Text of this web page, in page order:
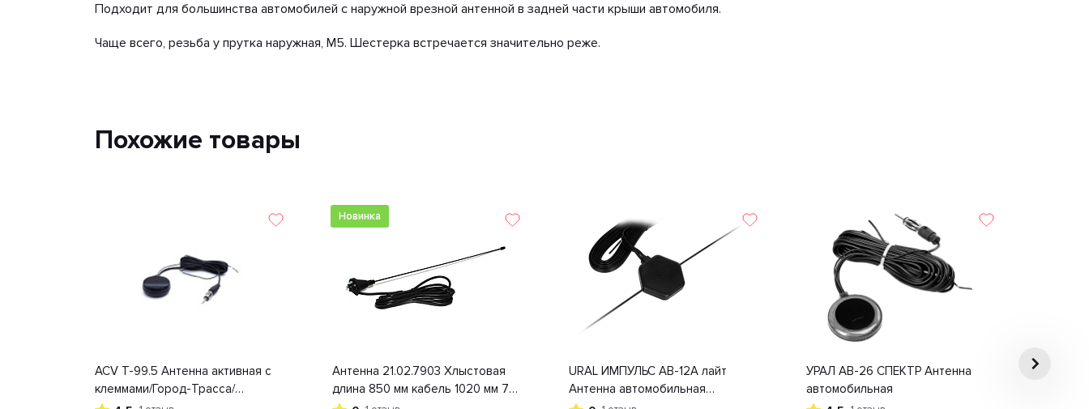
Подходит для большинства автомобилей с наружной врезной антенной в задней части крыши автомобиля.
Чаще всего, резьба у прутка наружная, М5. Шестерка встречается значительно реже.
Похожие товары
ACV T-99.5 Антенна активная с
клеммами/Город-Трасса/
Новинка
Антенна 21.02.7903 Хлыстовая
длина 850 мм кабель 1020 мм 70
URAL ИМПУЛЬС AB-12A лайт
Антенна автомобильная
УРАЛ АВ-26 СПЕКТР Антенна
автомобильная